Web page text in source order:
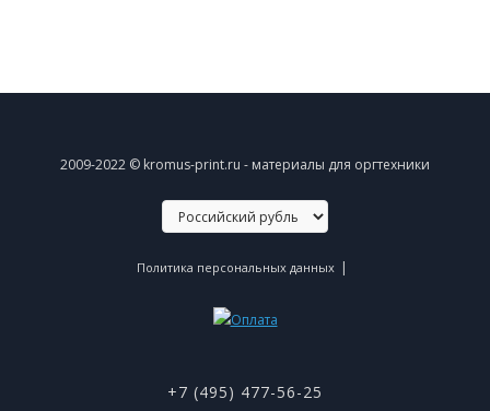
2009-2022 © kromus-print.ru - материалы для оргтехники
Политика персональных данных |
+7 (495) 477-56-25